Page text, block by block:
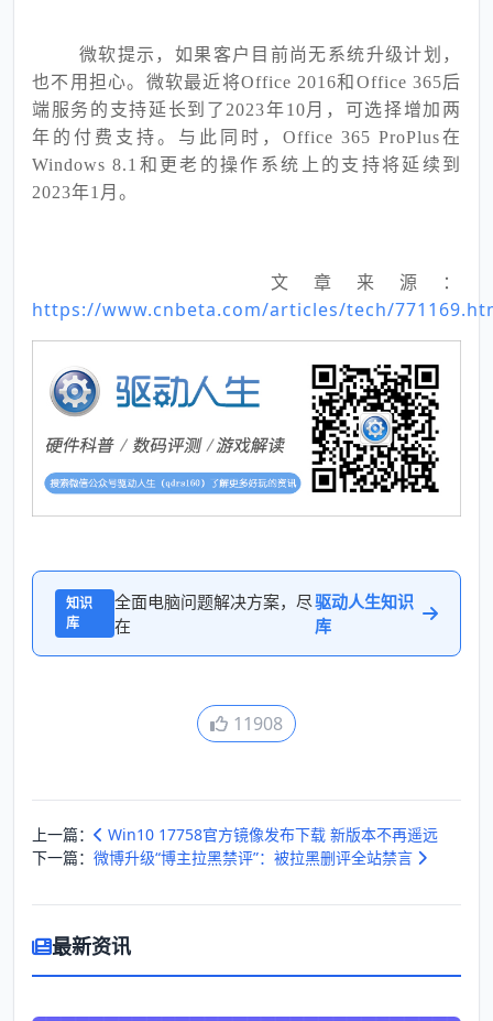
微软提示，如果客户目前尚无系统升级计划，
也不用担心。微软最近将Office 2016和Office 365后
端服务的支持延长到了2023年10月，可选择增加两
年的付费支持。与此同时，Office 365 ProPlus在
Windows 8.1和更老的操作系统上的支持将延续到
2023年1月。
文章来源：
https://www.cnbeta.com/articles/tech/
知识
库
全面电脑问题解决方案，尽
在
驱动人生知识
库
11908
上一篇：
Win10 17758官方镜像发布下载 新版本不再遥远
下一篇： 微博升级“博主拉黑禁评”：被拉黑删评全站禁言
最新资讯